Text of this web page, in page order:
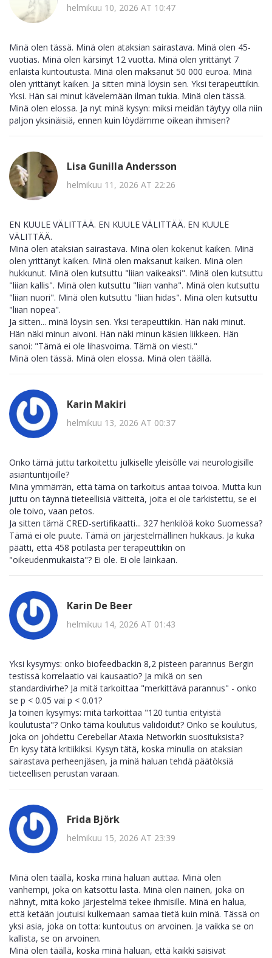
helmikuu 10, 2026 AT 10:47
Minä olen tässä. Minä olen ataksian sairastava. Minä olen 45-
vuotias. Minä olen kärsinyt 12 vuotta. Minä olen yrittänyt 7
erilaista kuntoutusta. Minä olen maksanut 50 000 euroa. Minä
olen yrittänyt kaiken. Ja sitten minä löysin sen. Yksi terapeuttikin.
Yksi. Hän sai minut kävelemään ilman tukia. Minä olen tässä.
Minä olen elossa. Ja nyt minä kysyn: miksi meidän täytyy olla niin
paljon yksinäisiä, ennen kuin löydämme oikean ihmisen?
Lisa Gunilla Andersson
helmikuu 11, 2026 AT 22:26
EN KUULE VÄLITTÄÄ. EN KUULE VÄLITTÄÄ. EN KUULE
VÄLITTÄÄ.
Minä olen ataksian sairastava. Minä olen kokenut kaiken. Minä
olen yrittänyt kaiken. Minä olen maksanut kaiken. Minä olen
hukkunut. Minä olen kutsuttu "liian vaikeaksi". Minä olen kutsuttu
"liian kallis". Minä olen kutsuttu "liian vanha". Minä olen kutsuttu
"liian nuori". Minä olen kutsuttu "liian hidas". Minä olen kutsuttu
"liian nopea".
Ja sitten... minä löysin sen. Yksi terapeuttikin. Hän näki minut.
Hän näki minun aivoni. Hän näki minun käsien liikkeen. Hän
sanoi: "Tämä ei ole lihasvoima. Tämä on viesti."
Minä olen tässä. Minä olen elossa. Minä olen täällä.
Karin Makiri
helmikuu 13, 2026 AT 00:37
Onko tämä juttu tarkoitettu julkiselle yleisölle vai neurologisille
asiantuntijoille?
Minä ymmärrän, että tämä on tarkoitus antaa toivoa. Mutta kun
juttu on täynnä tieteellisiä väitteitä, joita ei ole tarkistettu, se ei
ole toivo, vaan petos.
Ja sitten tämä CRED-sertifikaatti... 327 henkilöä koko Suomessa?
Tämä ei ole puute. Tämä on järjestelmällinen hukkaus. Ja kuka
päätti, että 458 potilasta per terapeuttikin on
"oikeudenmukaista"? Ei ole. Ei ole lainkaan.
Karin De Beer
helmikuu 14, 2026 AT 01:43
Yksi kysymys: onko biofeedbackin 8,2 pisteen parannus Bergin
testissä korrelaatio vai kausaatio? Ja mikä on sen
standardivirhe? Ja mitä tarkoittaa "merkittävä parannus" - onko
se p < 0.05 vai p < 0.01?
Ja toinen kysymys: mitä tarkoittaa "120 tuntia erityistä
koulutusta"? Onko tämä koulutus validoidut? Onko se koulutus,
joka on johdettu Cerebellar Ataxia Networkin suosituksista?
En kysy tätä kritiikiksi. Kysyn tätä, koska minulla on ataksian
sairastava perheenjäsen, ja minä haluan tehdä päätöksiä
tieteellisen perustan varaan.
Frida Björk
helmikuu 15, 2026 AT 23:39
Minä olen täällä, koska minä haluan auttaa. Minä olen
vanhempi, joka on katsottu lasta. Minä olen nainen, joka on
nähnyt, mitä koko järjestelmä tekee ihmisille. Minä en halua,
että ketään joutuisi kulkemaan samaa tietä kuin minä. Tässä on
yksi asia, joka on totta: kuntoutus on arvoinen. Ja vaikka se on
kallista, se on arvoinen.
Minä olen täällä, koska minä haluan, että kaikki saisivat